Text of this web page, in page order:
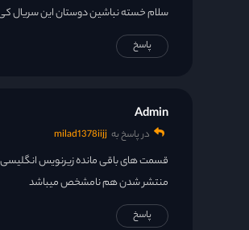
سلام خسته نباشین دوستان این سریال
پاسخ
Admin
در پاسخ به milad1378iijj
قسمت های باقی مانده زیرنویس انگلیسی
منتشر شدن هم نامشخص میباشد
پاسخ